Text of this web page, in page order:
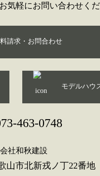
気軽にお問い合わせく
請求・お問合わせ
モデルハウ
463-0748
社和秋建設
山市北新戎ノ丁22番地